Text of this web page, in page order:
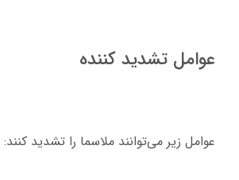
عوامل تشدید کننده
عوامل زیر می‌توانند ملاسما را تشدید کنند: